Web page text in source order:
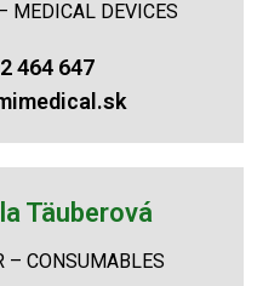
MEDICAL DEVICES
464 647
Täuberová
– CONSUMABLES